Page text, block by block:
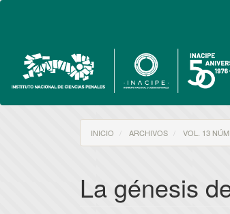
Barra
lateral
INICIO ARCHIVOS VOL. 13
La génesis